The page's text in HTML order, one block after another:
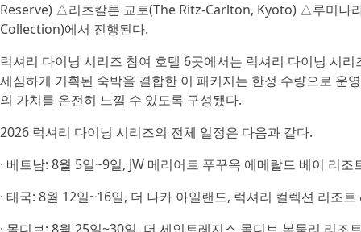
Reserve) △리츠칼튼 교토(The Ritz-Carlton, Kyoto) △루미나
Collection)에서 진행된다.
럭셔리 다이닝 시리즈 참여 호텔 6곳에서는 럭셔리 다이닝 시
세심하게 기획된 숙박을 결합한 이 패키지는 한정 수량으로 운
의 가치를 온전히 느낄 수 있도록 구성됐다.
2026 럭셔리 다이닝 시리즈의 전체 일정은 다음과 같다.
· 베트남: 8월 5일~9일, JW 메리어트 푸꾸옥 에메랄드 베이 리조
· 태국: 8월 12일~16일, 더 나카 아일랜드, 럭셔리 컬렉션 리조